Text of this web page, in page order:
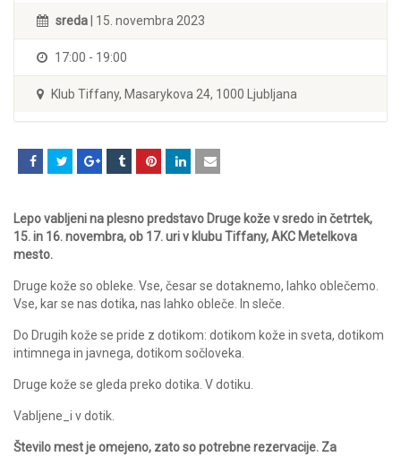
sreda | 15. novembra 2023
17:00 - 19:00
Klub Tiffany, Masarykova 24, 1000 Ljubljana
Lepo vabljeni na plesno predstavo Druge kože v sredo in četrtek,
15. in 16. novembra, ob 17. uri v klubu Tiffany, AKC Metelkova
mesto.
Druge kože so obleke. Vse, česar se dotaknemo, lahko oblečemo.
Vse, kar se nas dotika, nas lahko obleče. In sleče.
Do Drugih kože se pride z dotikom: dotikom kože in sveta, dotikom
intimnega in javnega, dotikom sočloveka.
Druge kože se gleda preko dotika. V dotiku.
Vabljene_i v dotik.
Število mest je omejeno, zato so potrebne rezervacije. Za